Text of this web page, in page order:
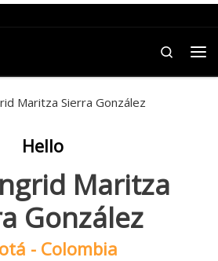
Search
Hello
Maritza
González
- Colombia